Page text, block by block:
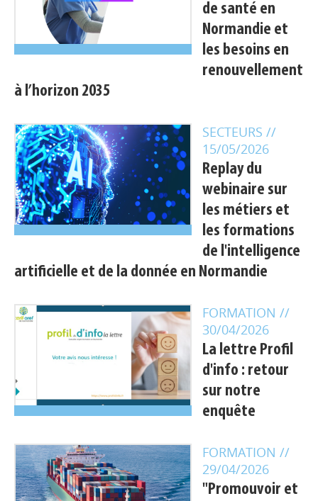
de santé en
Normandie et
les besoins en
renouvellement
à l’horizon 2035
SECTEURS //
15/05/2026
Replay du
webinaire sur
les métiers et
les formations
de l'intelligence
artificielle et de la donnée en Normandie
FORMATION //
30/04/2026
La lettre Profil
d'info : retour
sur notre
enquête
FORMATION //
29/04/2026
"Promouvoir et
Appels à projets